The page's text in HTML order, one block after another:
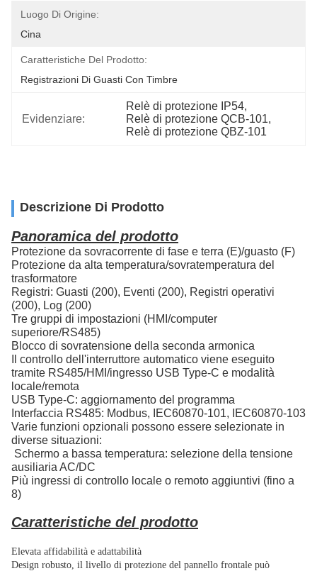
Luogo Di Origine:
Cina
Caratteristiche Del Prodotto:
Registrazioni Di Guasti Con Timbre
Evidenziare:
Relè di protezione IP54,
Relè di protezione QCB-101,
Relè di protezione QBZ-101
Descrizione Di Prodotto
Panoramica del prodotto
Protezione da sovracorrente di fase e terra (E)/guasto (F)
Protezione da alta temperatura/sovratemperatura del
trasformatore
Registri: Guasti (200), Eventi (200), Registri operativi
(200), Log (200)
Tre gruppi di impostazioni (HMI/computer
superiore/RS485)
Blocco di sovratensione della seconda armonica
Il controllo dell'interruttore automatico viene eseguito
tramite RS485/HMI/ingresso USB Type-C e modalità
locale/remota
USB Type-C: aggiornamento del programma
Interfaccia RS485: Modbus, IEC60870-101, IEC60870-103
Varie funzioni opzionali possono essere selezionate in
diverse situazioni:
Schermo a bassa temperatura: selezione della tensione
ausiliaria AC/DC
Più ingressi di controllo locale o remoto aggiuntivi (fino a
8)
Caratteristiche del prodotto
Elevata affidabilità e adattabilità
Design robusto, il livello di protezione del pannello frontale può